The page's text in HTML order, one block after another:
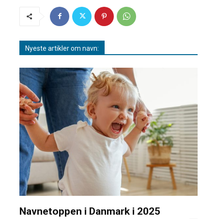
Nyeste artikler om navn:
Navnetoppen i Danmark i 2025